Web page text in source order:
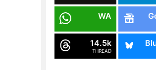
WA
14.5k
THREAD